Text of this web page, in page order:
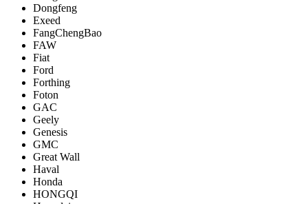
Dongfeng
Exeed
FangChengBao
FAW
Fiat
Ford
Forthing
Foton
GAC
Geely
Genesis
GMC
Great Wall
Haval
Honda
HONGQI